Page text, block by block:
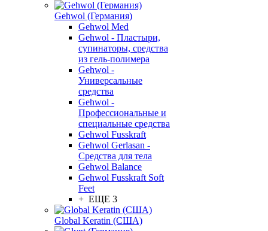
Gehwol (Германия)
Gehwol Med
Gehwol - Пластыри,
супинаторы, средства
из гель-полимера
Gehwol -
Универсальные
средства
Gehwol -
Профессиональные и
специальные средства
Gehwol Fusskraft
Gehwol Gerlasan -
Средства для тела
Gehwol Balance
Gehwol Fusskraft Soft
Feet
+ ЕЩЕ 3
Global Keratin (США)